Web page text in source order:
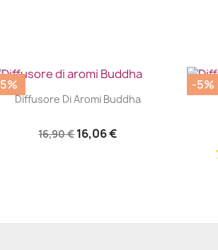
 | 
Diffusore Di Aromi Buddha
16,90 €16,06 €
-5%